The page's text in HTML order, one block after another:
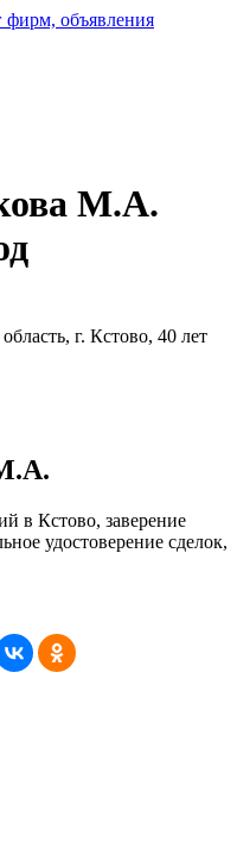
фирм, объявления
М.А.
г. Кстово, 40 лет
в Кстово, заверение
удостоверение сделок,